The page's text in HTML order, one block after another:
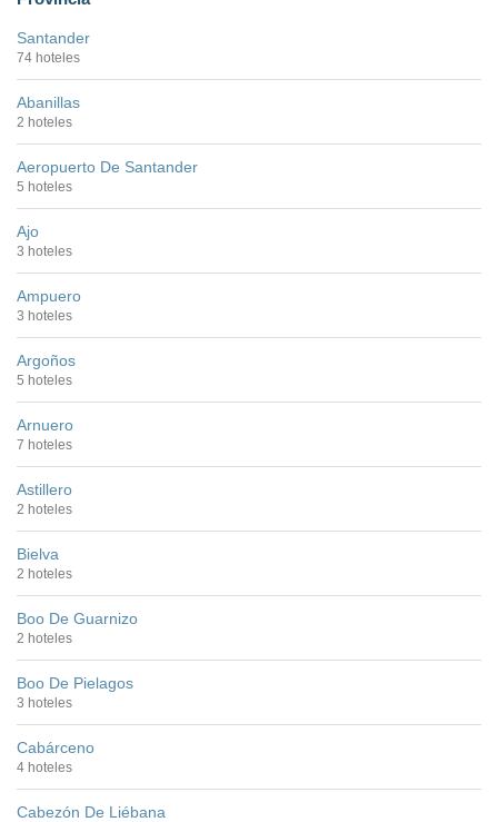
Santander
74 hoteles
Abanillas
2 hoteles
Aeropuerto De Santander
5 hoteles
Ajo
3 hoteles
Ampuero
3 hoteles
Argoños
5 hoteles
Arnuero
7 hoteles
Astillero
2 hoteles
Bielva
2 hoteles
Boo De Guarnizo
2 hoteles
Boo De Pielagos
3 hoteles
Cabárceno
4 hoteles
Cabezón De Liébana